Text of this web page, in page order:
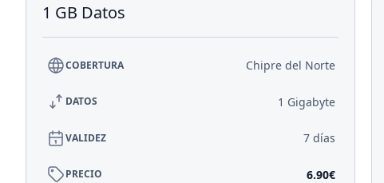
1 GB Datos
COBERTURA Chipre del Norte
DATOS 1 Gigabyte
VALIDEZ 7 días
PRECIO 6.90€